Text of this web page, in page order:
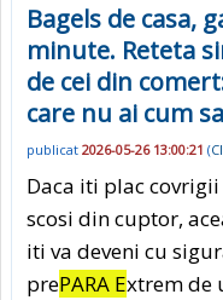
Bagels de casa,
minute. Reteta
de cei din
care nu ai cum
publicat 2026-05-26 13:00:21 (
Daca iti plac
scosi din cuptor,
iti va deveni cu
prePARA Extrem de